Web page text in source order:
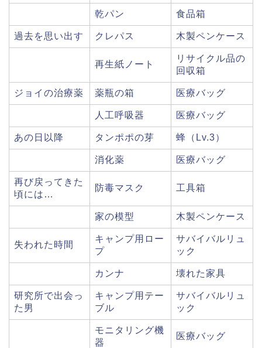
乾パン 食品箱
過去を思い出す クレパス 木製ペンケース
再生紙ノート
リサイクル品の
回収箱
ジョイの治療薬 薬瓶の箱 医療バッグ
人工呼吸器 医療バッグ
あの日以降 タンポポの芽 蜂（Lv.3）
消化薬 医療バッグ
再び戻ってきた
頃には…
防毒マスク 工具箱
家の模型 木製ペンケース
失われた時間
キャンプ用ロー
プ
サバイバルリュ
ック
カンナ 壊れた家具
研究所で出会っ
た男
キャンプ用テー
ブル
サバイバルリュ
ック
モニタリング機
器
医療バッグ